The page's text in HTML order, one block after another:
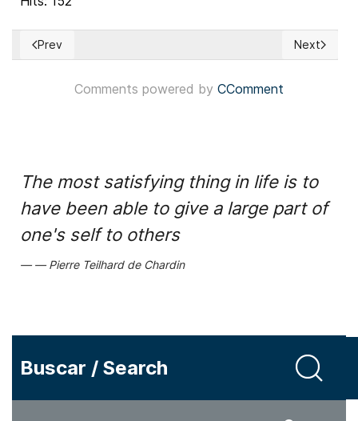
Previous article: Ecuador: Partido Revolución Ciudadana
Prev Next
Next
Comments powered by CComment
The most satisfying thing in life is to
have been able to give a large part of
one's self to others
Pierre Teilhard de Chardin
Buscar / Search